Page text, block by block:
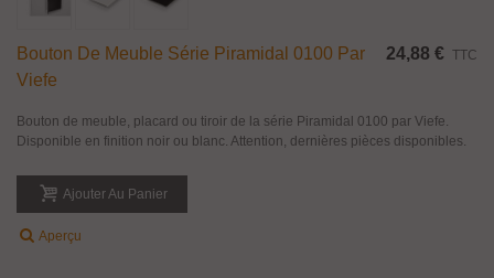
Bouton De Meuble Série Piramidal 0100 Par
Viefe
24,88 € TTC
Bouton de meuble, placard ou tiroir de la série Piramidal 0100 par Viefe.
Disponible en finition noir ou blanc. Attention, dernières pièces disponibles.
Ajouter Au Panier
Aperçu